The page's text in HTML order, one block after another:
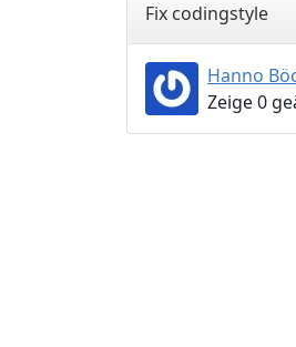
Fix codingstyle
Hanno
Zeige 0